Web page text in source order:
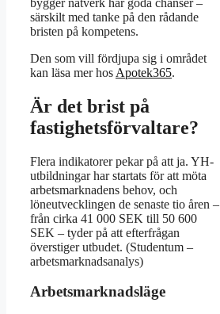
särskilt med tanke på den rådande
bristen på kompetens.
Den som vill fördjupa sig i området
kan läsa mer hos Apotek365.
Är det brist på
fastighetsförvaltare?
Flera indikatorer pekar på att ja. YH-
utbildningar har startats för att möta
arbetsmarknadens behov, och
löneutvecklingen de senaste tio åren –
från cirka 41 000 SEK till 50 600
SEK – tyder på att efterfrågan
överstiger utbudet. (Studentum –
arbetsmarknadsanalys)
Arbetsmarknadsläge